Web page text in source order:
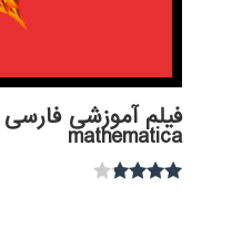
فیلم آموزشی فارسی
mathematica